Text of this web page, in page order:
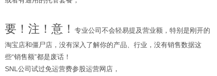
要！注！意！
专业公司不会轻易提及营业额，特别是刚开的
淘宝店和僵尸店，没有深入了解你的产品、行业，没有销售数据这
些“销售额”都是废话！
SNL公司试过免运营费参股运营网店，